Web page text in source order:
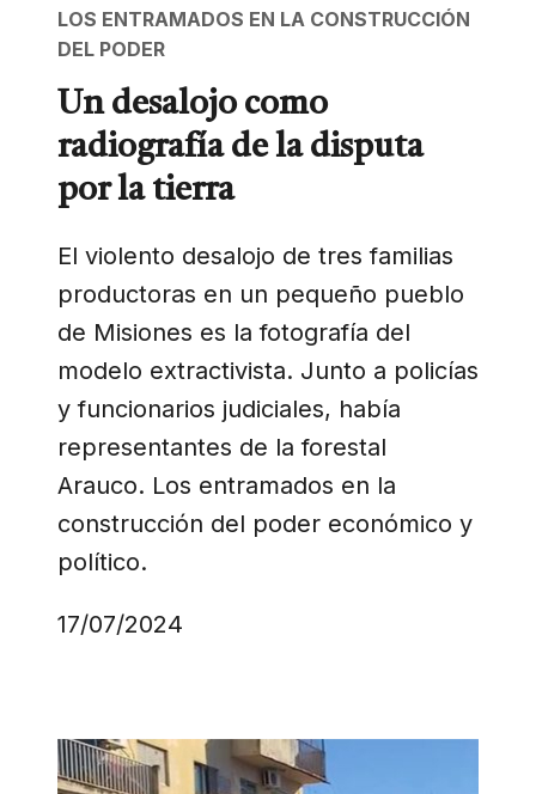
LOS ENTRAMADOS EN LA CONSTRUCCIÓN
DEL PODER
Un desalojo como
radiografía de la disputa
por la tierra
El violento desalojo de tres familias
productoras en un pequeño pueblo
de Misiones es la fotografía del
modelo extractivista. Junto a policías
y funcionarios judiciales, había
representantes de la forestal
Arauco. Los entramados en la
construcción del poder económico y
político.
17/07/2024